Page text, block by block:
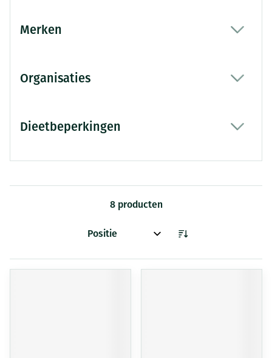
Merken
Organisaties
Dieetbeperkingen
8producten
Sorteer op: